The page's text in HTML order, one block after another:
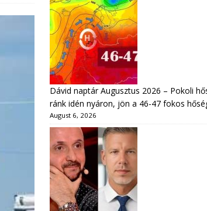
Dávid naptár Augusztus 2026 – Pokoli
ránk idén nyáron, jön a 46-47 fokos
August 6, 2026